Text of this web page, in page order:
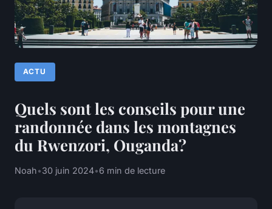
ACTU
Quels sont les conseils pour une
randonnée dans les montagnes
du Rwenzori, Ouganda?
Noah•30 juin 2024•6 min de lecture